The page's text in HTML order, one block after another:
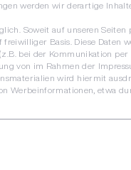
werden wir derartige
Soweit auf unseren Seiten
Basis. Diese Daten
bei der Kommunikation per
von im Rahmen der
wird hiermit
etwa